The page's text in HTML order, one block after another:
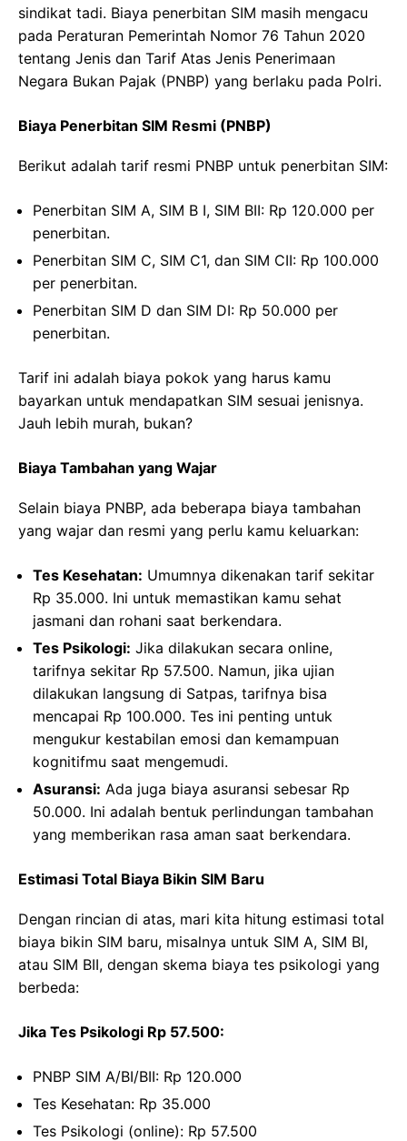
sindikat tadi. Biaya penerbitan SIM masih mengacu
pada Peraturan Pemerintah Nomor 76 Tahun 2020
tentang Jenis dan Tarif Atas Jenis Penerimaan
Negara Bukan Pajak (PNBP) yang berlaku pada Polri.
Biaya Penerbitan SIM Resmi (PNBP)
Berikut adalah tarif resmi PNBP untuk penerbitan SIM:
Penerbitan SIM A, SIM B I, SIM BII: Rp 120.000 per
penerbitan.
Penerbitan SIM C, SIM C1, dan SIM CII: Rp 100.000
per penerbitan.
Penerbitan SIM D dan SIM DI: Rp 50.000 per
penerbitan.
Tarif ini adalah biaya pokok yang harus kamu
bayarkan untuk mendapatkan SIM sesuai jenisnya.
Jauh lebih murah, bukan?
Biaya Tambahan yang Wajar
Selain biaya PNBP, ada beberapa biaya tambahan
yang wajar dan resmi yang perlu kamu keluarkan:
Tes Kesehatan: Umumnya dikenakan tarif sekitar
Rp 35.000. Ini untuk memastikan kamu sehat
jasmani dan rohani saat berkendara.
Tes Psikologi: Jika dilakukan secara online,
tarifnya sekitar Rp 57.500. Namun, jika ujian
dilakukan langsung di Satpas, tarifnya bisa
mencapai Rp 100.000. Tes ini penting untuk
mengukur kestabilan emosi dan kemampuan
kognitifmu saat mengemudi.
Asuransi: Ada juga biaya asuransi sebesar Rp
50.000. Ini adalah bentuk perlindungan tambahan
yang memberikan rasa aman saat berkendara.
Estimasi Total Biaya Bikin SIM Baru
Dengan rincian di atas, mari kita hitung estimasi total
biaya bikin SIM baru, misalnya untuk SIM A, SIM BI,
atau SIM BII, dengan skema biaya tes psikologi yang
berbeda:
Jika Tes Psikologi Rp 57.500:
PNBP SIM A/BI/BII: Rp 120.000
Tes Kesehatan: Rp 35.000
Tes Psikologi (online): Rp 57.500